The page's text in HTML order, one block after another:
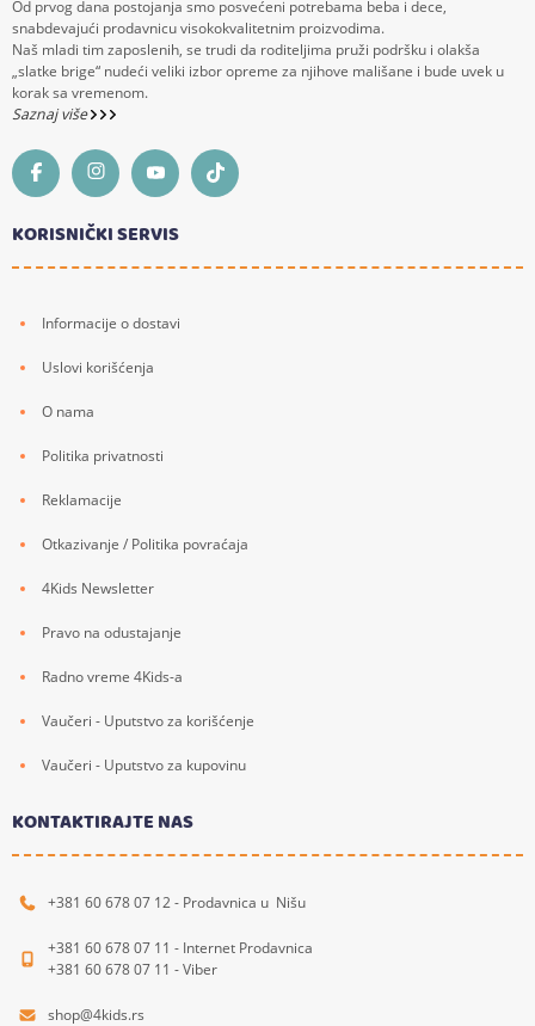
Od prvog dana postojanja smo posvećeni potrebama beba i dece,
snabdevajući prodavnicu visokokvalitetnim proizvodima.
Naš mladi tim zaposlenih, se trudi da roditeljima pruži podršku i olakša
„slatke brige“ nudeći veliki izbor opreme za njihove mališane i bude uvek u
korak sa vremenom.
Saznaj više
KORISNIČKI SERVIS
Informacije o dostavi
Uslovi korišćenja
O nama
Politika privatnosti
Reklamacije
Otkazivanje / Politika povraćaja
4Kids Newsletter
Pravo na odustajanje
Radno vreme 4Kids-a
Vaučeri - Uputstvo za korišćenje
Vaučeri - Uputstvo za kupovinu
KONTAKTIRAJTE NAS
+381 60 678 07 12 - Prodavnica u Nišu
+381 60 678 07 11 - Internet Prodavnica
+381 60 678 07 11 - Viber
shop@4kids.rs